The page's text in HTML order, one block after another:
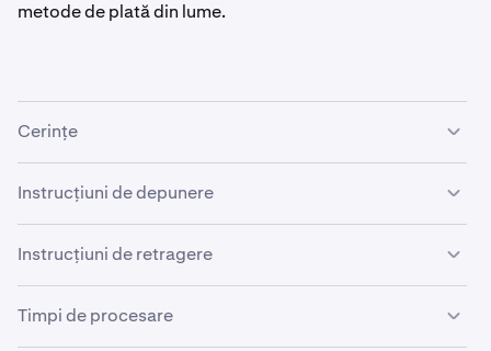
metode de plată din lume.
Cerințe
Serviciile e-Transfer funcționează exclusiv cu conturi
bancare canadiene. Pentru a utiliza e-Transfer-urile,
trebuie să îndeplinești următoarele cerințe:
•
Transfer.
Instrucțiuni de depunere
Pentru ca depunerea să decurgă fără probleme,
folosește
lista noastră de verificare pentru depuneri
înainte de a trimite fonduri.
Instrucțiuni de retragere
Pentru a iniția o retragere folosind un e-Transfer:
Timpi de procesare